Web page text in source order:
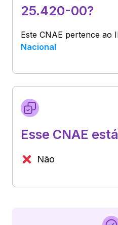
25.420-00?
Este CNAE pertence ao
Nacional
Esse CNAE
Não